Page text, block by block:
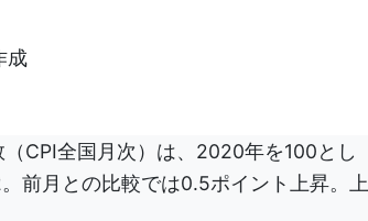
成
CPI全国月次）は、2020年を100とし
前月との比較では0.5ポイント上昇。上